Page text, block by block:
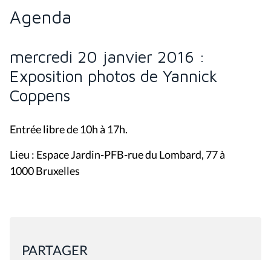
Agenda
mercredi 20 janvier 2016 :
Exposition photos de Yannick
Coppens
Entrée libre de 10h à 17h.
Lieu : Espace Jardin-PFB-rue du Lombard, 77 à
1000 Bruxelles
PARTAGER